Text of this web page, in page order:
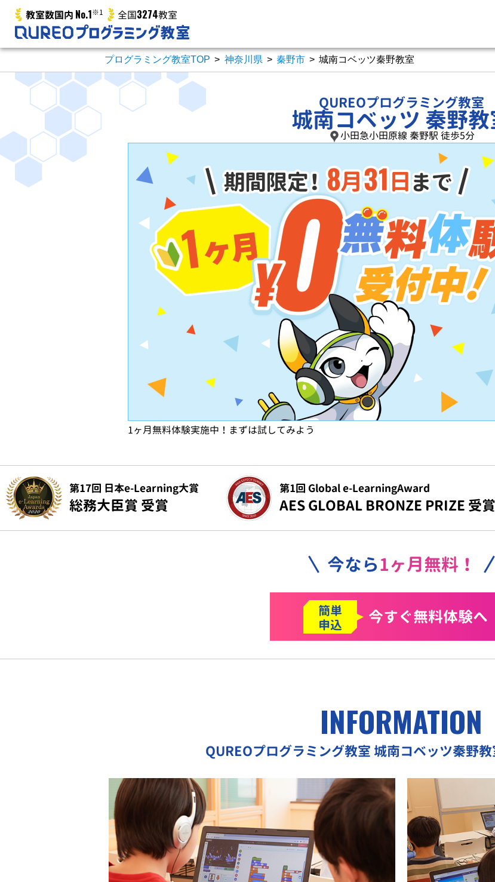
教室数国内 No.1※1 全国3274教室
プログラミング教室TOP > 神奈川県 > 秦野市 > 城南コベッツ秦野教室
QUREOプログラミング教室
城南コベッツ 秦野教
小田急小田原線 秦野駅 徒歩5分
1ヶ月無料体験実施中！まずは試してみよう
第17回 日本e-Learning大賞
総務大臣賞 受賞
第1回 Global e-LearningAward
AES GLOBAL BRONZE PRIZE 受賞
今なら1ヶ月無料！
簡単
申込
今すぐ無料体験へ
INFORMATION
QUREOプログラミング教室 城南コベッツ秦野